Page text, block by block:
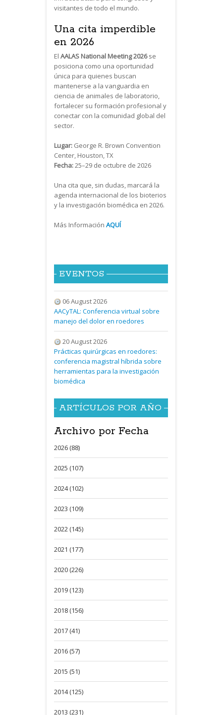
visitantes de todo el mundo.
Una cita imperdible
en 2026
El AALAS National Meeting 2026se
posiciona como una oportunidad
única para quienes buscan
mantenerse a la vanguardia en
ciencia de animales de laboratorio,
fortalecer su formación profesional y
conectar con la comunidad global del
sector.
Lugar: George R. Brown Convention
Center, Houston, TX
Fecha:25–29 de octubre de 2026
Una cita que, sin dudas, marcará la
agenda internacional de los bioterios
y la investigación biomédica en 2026.
Más Información AQUÍ
EVENTOS
06 August 2026
AACyTAL: Conferencia virtual sobre
manejo del dolor en roedores
20 August 2026
Prácticas quirúrgicas en roedores:
conferencia magistral híbrida sobre
herramientas para la investigación
biomédica
ARTÍCULOS POR AÑO
Archivo por Fecha
2026 (88)
2025 (107)
2024 (102)
2023 (109)
2022 (145)
2021 (177)
2020 (226)
2019 (123)
2018 (156)
2017 (41)
2016 (57)
2015 (51)
2014 (125)
2013 (231)